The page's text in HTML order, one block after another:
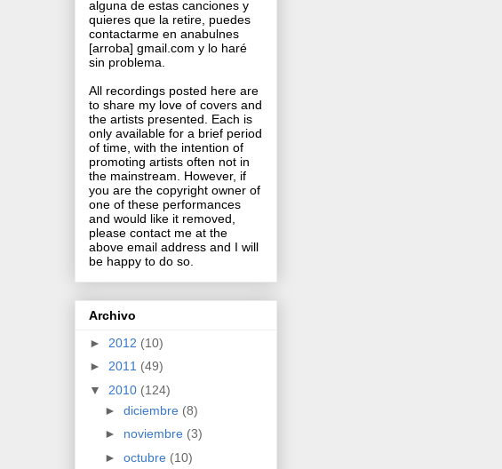
alguna de estas canciones y
quieres que la retire, puedes
contactarme en anabulnes
[arroba] gmail.com y lo haré
sin problema.
All recordings posted here are
to share my love of covers and
the artists presented. Each is
only available for a brief period
of time, with the intention of
promoting artists often not in
the mainstream. However, if
you are the copyright owner of
one of these performances
and would like it removed,
please contact me at the
above email address and I will
be happy to do so.
Archivo
► 2012 (10)
► 2011 (49)
▼ 2010 (124)
► diciembre (8)
► noviembre (3)
► octubre (10)